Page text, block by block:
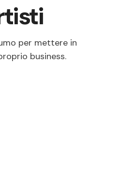
per mettere in
business.